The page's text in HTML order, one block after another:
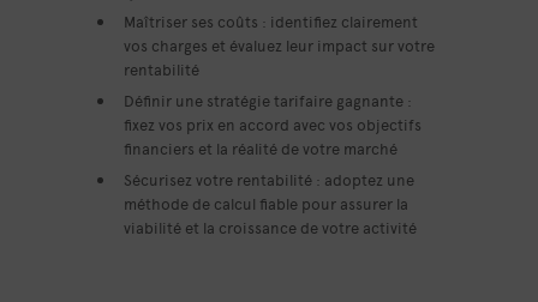
Maîtriser ses coûts : identifiez clairement
vos charges et évaluez leur impact sur votre
rentabilité
Définir une stratégie tarifaire gagnante :
fixez vos prix en accord avec vos objectifs
financiers et la réalité de votre marché
Sécurisez votre rentabilité : adoptez une
méthode de calcul fiable pour assurer la
viabilité et la croissance de votre activité